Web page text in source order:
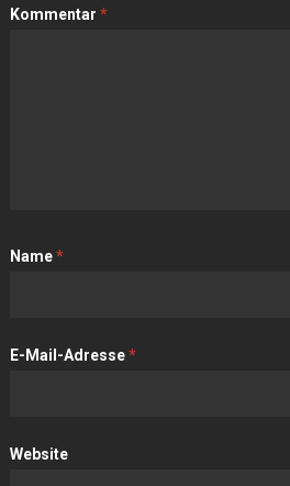
Kommentar *
Name*
E-Mail-Adresse*
Website